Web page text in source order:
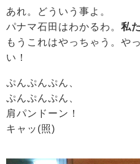
あれ。どういう事よ。
パナマ石田はわかるわ。 私
もうこれはやっちゃう。や
い！
ぷんぷんぷん、
ぷんぷんぷん、
肩パンドーン！
キャッ(照)